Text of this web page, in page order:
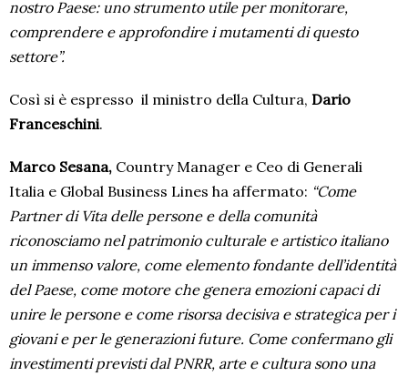
nostro Paese: uno strumento utile per monitorare,
comprendere e approfondire i mutamenti di questo
settore”.
Così si è espresso il ministro della Cultura, Dario
Franceschini.
Marco Sesana, Country Manager e Ceo di Generali
Italia e Global Business Lines ha affermato: “Come
Partner di Vita delle persone e della comunità
riconosciamo nel patrimonio culturale e artistico italiano
un immenso valore, come elemento fondante dell’identità
del Paese, come motore che genera emozioni capaci di
unire le persone e come risorsa decisiva e strategica per i
giovani e per le generazioni future. Come confermano gli
investimenti previsti dal PNRR, arte e cultura sono una